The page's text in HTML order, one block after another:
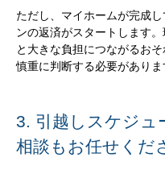
ただし、マイホームが完成
ンの返済がスタートします
と大きな負担につながるお
慎重に判断する必要がありま
3. 引越しスケジュ
相談もお任せくだ